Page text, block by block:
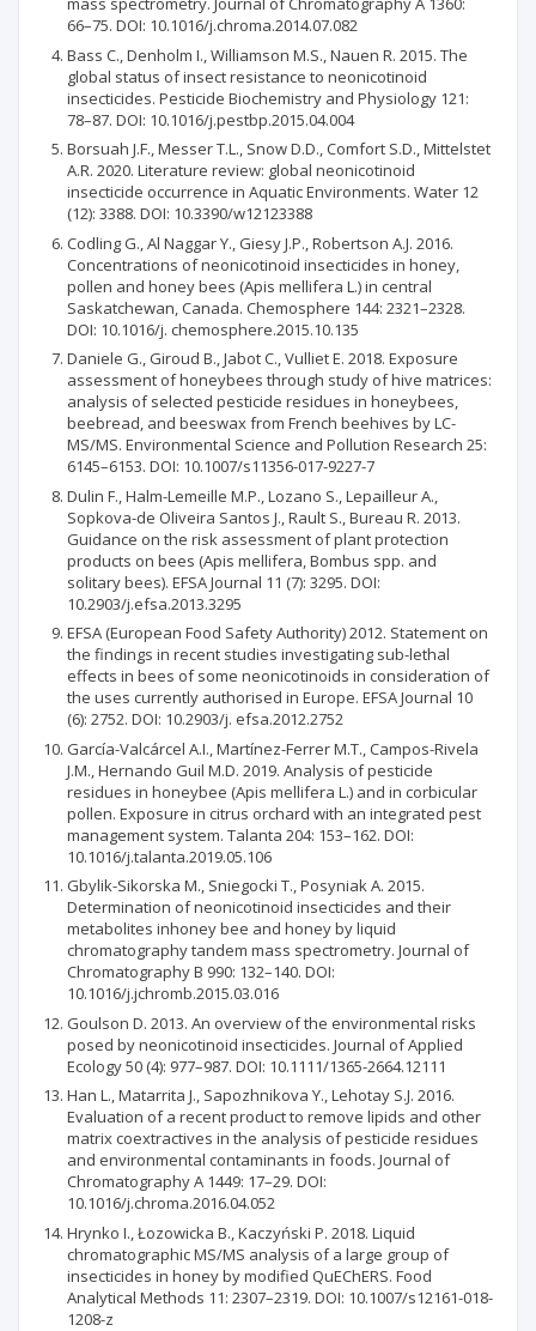
66–75. DOI: 10.1016/j.chroma.2014.07.082
Bass C., Denholm I., Williamson M.S., Nauen R. 2015. The
global status of insect resistance to neonicotinoid
insecticides. Pesticide Biochemistry and Physiology 121:
78–87. DOI: 10.1016/j.pestbp.2015.04.004
Borsuah J.F., Messer T.L., Snow D.D., Comfort S.D., Mittelstet
A.R. 2020. Literature review: global neonicotinoid
insecticide occurrence in Aquatic Environments. Water 12
(12): 3388. DOI: 10.3390/w12123388
Codling G., Al Naggar Y., Giesy J.P., Robertson A.J. 2016.
Concentrations of neonicotinoid insecticides in honey,
pollen and honey bees (Apis mellifera L.) in central
Saskatchewan, Canada. Chemosphere 144: 2321–2328.
DOI: 10.1016/j. chemosphere.2015.10.135
Daniele G., Giroud B., Jabot C., Vulliet E. 2018. Exposure
assessment of honeybees through study of hive matrices:
analysis of selected pesticide residues in honeybees,
beebread, and beeswax from French beehives by LC-
MS/MS. Environmental Science and Pollution Research 25:
6145–6153. DOI: 10.1007/s11356-017-9227-7
Dulin F., Halm-Lemeille M.P., Lozano S., Lepailleur A.,
Sopkova-de Oliveira Santos J., Rault S., Bureau R. 2013.
Guidance on the risk assessment of plant protection
products on bees (Apis mellifera, Bombus spp. and
solitary bees). EFSA Journal 11 (7): 3295. DOI:
10.2903/j.efsa.2013.3295
EFSA (European Food Safety Authority) 2012. Statement on
the findings in recent studies investigating sub-lethal
effects in bees of some neonicotinoids in consideration of
the uses currently authorised in Europe. EFSA Journal 10
(6): 2752. DOI: 10.2903/j. efsa.2012.2752
García-Valcárcel A.I., Martínez-Ferrer M.T., Campos-Rivela
J.M., Hernando Guil M.D. 2019. Analysis of pesticide
residues in honeybee (Apis mellifera L.) and in corbicular
pollen. Exposure in citrus orchard with an integrated pest
management system. Talanta 204: 153–162. DOI:
10.1016/j.talanta.2019.05.106
Gbylik-Sikorska M., Sniegocki T., Posyniak A. 2015.
Determination of neonicotinoid insecticides and their
metabolites inhoney bee and honey by liquid
chromatography tandem mass spectrometry. Journal of
Chromatography B 990: 132–140. DOI:
10.1016/j.jchromb.2015.03.016
Goulson D. 2013. An overview of the environmental risks
posed by neonicotinoid insecticides. Journal of Applied
Ecology 50 (4): 977–987. DOI: 10.1111/1365-2664.12111
Han L., Matarrita J., Sapozhnikova Y., Lehotay S.J. 2016.
Evaluation of a recent product to remove lipids and other
matrix coextractives in the analysis of pesticide residues
and environmental contaminants in foods. Journal of
Chromatography A 1449: 17–29. DOI:
10.1016/j.chroma.2016.04.052
Hrynko I., Łozowicka B., Kaczyński P. 2018. Liquid
chromatographic MS/MS analysis of a large group of
insecticides in honey by modified QuEChERS. Food
Analytical Methods 11: 2307–2319. DOI: 10.1007/s12161-018-
1208-z